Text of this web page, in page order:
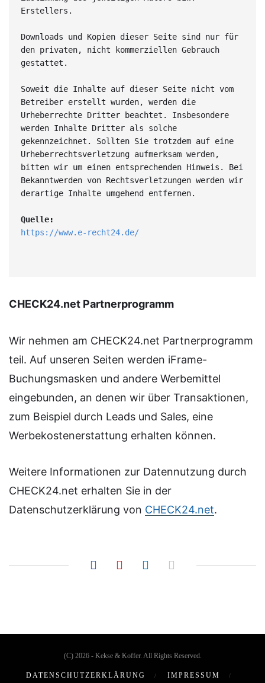
Erstellers.
Downloads und Kopien dieser Seite sind nur für
den privaten, nicht kommerziellen Gebrauch
gestattet.
Soweit die Inhalte auf dieser Seite nicht vom
Betreiber erstellt wurden, werden die
Urheberrechte Dritter beachtet. Insbesondere
werden Inhalte Dritter als solche
gekennzeichnet. Sollten Sie trotzdem auf eine
Urheberrechtsverletzung aufmerksam werden,
bitten wir um einen entsprechenden Hinweis. Bei
Bekanntwerden von Rechtsverletzungen werden wir
derartige Inhalte umgehend entfernen.
Quelle:
https://www.e-recht24.de/
CHECK24.net Partnerprogramm
Wir nehmen am CHECK24.net Partnerprogramm
teil. Auf unseren Seiten werden iFrame-
Buchungsmasken und andere Werbemittel
eingebunden, an denen wir über Transaktionen,
zum Beispiel durch Leads und Sales, eine
Werbekostenerstattung erhalten können.
Weitere Informationen zur Datennutzung durch
CHECK24.net erhalten Sie in der
Datenschutzerklärung von CHECK24.net.
(C) 2026 - Kekse & Koffer. All Rights Reserved.
DATENSCHUTZERKLÄRUNG
IMPRESSUM